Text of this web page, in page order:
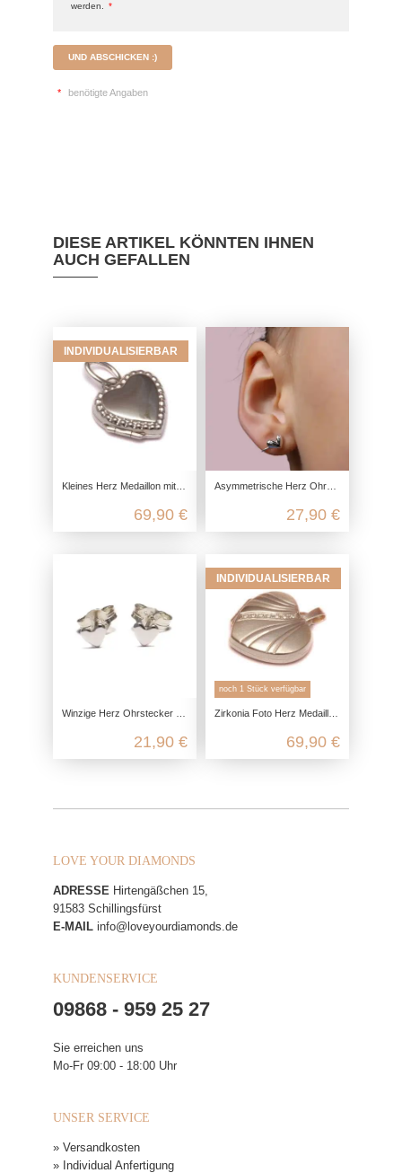
werden. *
UND ABSCHICKEN :)
* benötigte Angaben
DIESE ARTIKEL KÖNNTEN IHNEN
AUCH GEFALLEN
INDIVIDUALISIERBAR
Kleines Herz Medaillon mit Silberperlen aus 925 Sterling Silber
69,90 €
Asymmetrische Herz Ohrclips aus 925 Sterling Silber
27,90 €
Winzige Herz Ohrstecker aus 925 Sterling Silber
21,90 €
INDIVIDUALISIERBAR
noch 1 Stück verfügbar
Zirkonia Foto Herz Medaillon aus 925 Sterling Silber
69,90 €
LOVE YOUR DIAMONDS
ADRESSE Hirtengäßchen 15,
91583 Schillingsfürst
E-MAIL info@loveyourdiamonds.de
KUNDENSERVICE
09868 - 959 25 27
Sie erreichen uns
Mo-Fr 09:00 - 18:00 Uhr
UNSER SERVICE
» Versandkosten
» Individual Anfertigung